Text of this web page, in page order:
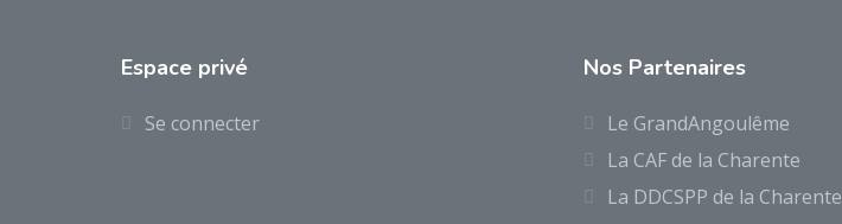
Espace privé
Se connecter
Nos Partenaires
Le GrandAngoulême
La CAF de la Charente
La DDCSPP de la Charente